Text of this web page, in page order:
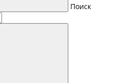
Поиск